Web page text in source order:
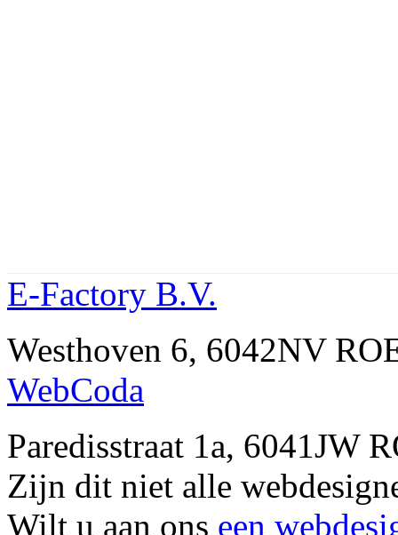
E-Factory B.V.
Westhoven 6, 6042NV
WebCoda
Paredisstraat 1a, 6041JW
Zijn dit niet alle
Wilt u aan ons een